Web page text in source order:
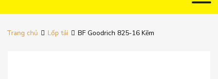
Trang chủ Lốp tải BF Goodrich 825-16 Kẽm